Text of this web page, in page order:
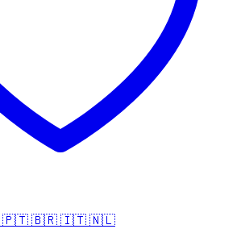
🇵🇹 🇧🇷 🇮🇹 🇳🇱